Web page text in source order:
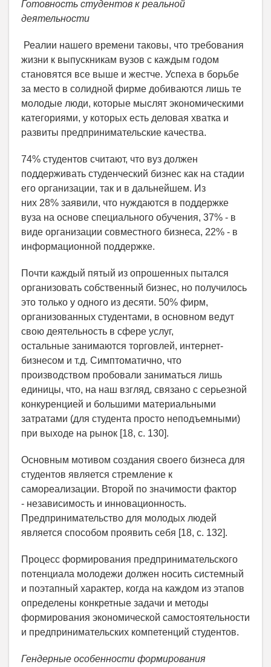
Готовность студентов к реальной
деятельности
Реалии нашего времени таковы, что требования
жизни к выпускникам вузов с каждым годом
становятся все выше и жестче. Успеха в борьбе
за место в солидной фирме добиваются лишь те
молодые люди, которые мыслят экономическими
категориями, у которых есть деловая хватка и
развиты предпринимательские качества.
74% студентов считают, что вуз должен
поддерживать студенческий бизнес как на стадии
его организации, так и в дальнейшем. Из
них 28% заявили, что нуждаются в поддержке
вуза на основе специального обучения, 37% - в
виде организации совместного бизнеса, 22% - в
информационной поддержке.
Почти каждый пятый из опрошенных пытался
организовать собственный бизнес, но получилось
это только у одного из десяти. 50% фирм,
организованных студентами, в основном ведут
свою деятельность в сфере услуг,
остальные занимаются торговлей, интернет-
бизнесом и т.д. Симптоматично, что
производством пробовали заниматься лишь
единицы, что, на наш взгляд, связано с серьезной
конкуренцией и большими материальными
затратами (для студента просто неподъемными)
при выходе на рынок [18, с. 130].
Основным мотивом создания своего бизнеса для
студентов является стремление к
самореализации. Второй по значимости фактор
- независимость и инновационность.
Предпринимательство для молодых людей
является способом проявить себя [18, с. 132].
Процесс формирования предпринимательского
потенциала молодежи должен носить системный
и поэтапный характер, когда на каждом из этапов
определены конкретные задачи и методы
формирования экономической самостоятельности
и предпринимательских компетенций студентов.
Гендерные особенности формирования